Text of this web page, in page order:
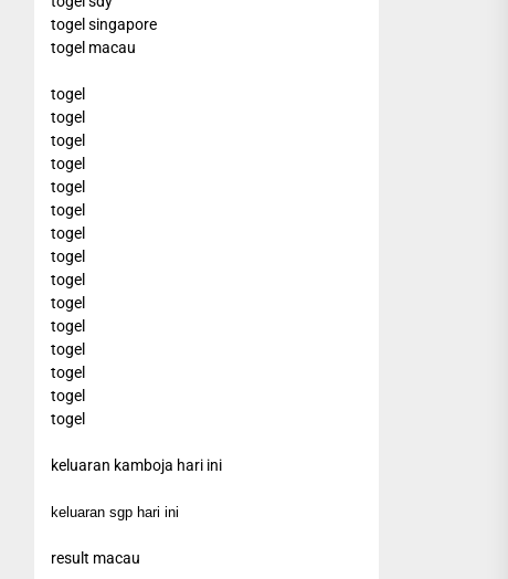
togel singapore
togel macau
togel
togel
togel
togel
togel
togel
togel
togel
togel
togel
togel
togel
togel
togel
togel
keluaran kamboja hari ini
keluaran sgp hari ini
result macau